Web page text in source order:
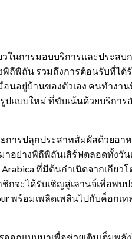
วในการมอบบริการและประส
ถีพิถัน รวมถึงการต้อนรับที่ได้
อนอยู่บ้านของตัวเอง คนทำง
แบบใหม่ ที่ขับเน้นด้วยบริกา
การปลุกประสาทสัมผัสด้วยอา
อย่างพิถีพิถันเสิร์ฟตลอดทั้งวั
ที่มีต้นกำเนิดจากเกียว
กจะได้รับเชิญสู่เลานจ์เพื่อพ
พร้อมเพลิดเพลินไปกับค็อกเ